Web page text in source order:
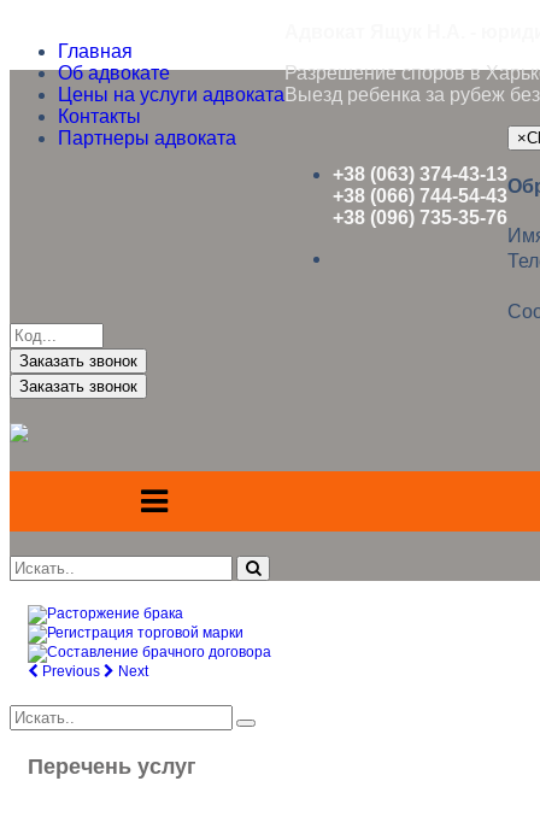
Главная
Об адвокате
Цены на услуги адвоката
Контакты
Партнеры адвоката
Разрешение споров в
Выезд ребенка за рубеж
+38 (063) 374-43-13
+38 (066) 744-54-43
+38 (096) 735-35-76
×
Заказать звонок
Previous Next
Перечень услуг